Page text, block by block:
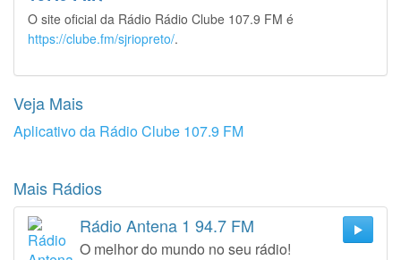
O site oficial da Rádio Rádio Clube 107.9 FM é
https://clube.fm/sjriopreto/.
Veja Mais
Aplicativo da Rádio Clube 107.9 FM
Mais Rádios
Rádio Antena 1 94.7 FM
O melhor do mundo no seu rádio!